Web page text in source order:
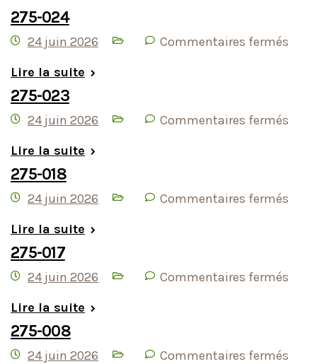
275-024
24 juin 2026
Commentaires fermés
Lire la suite
275-023
24 juin 2026
Commentaires fermés
Lire la suite
275-018
24 juin 2026
Commentaires fermés
Lire la suite
275-017
24 juin 2026
Commentaires fermés
Lire la suite
275-008
24 juin 2026
Commentaires fermés